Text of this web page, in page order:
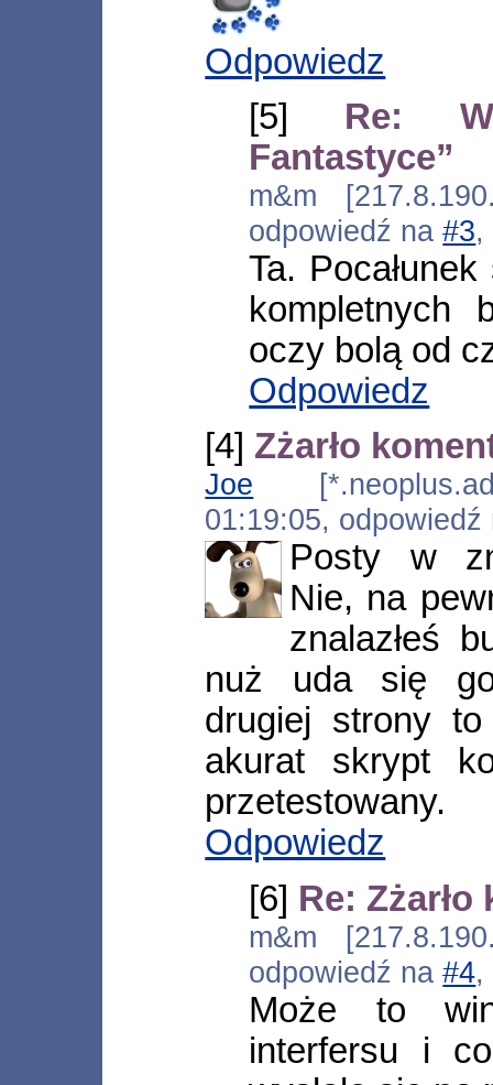
Odpowiedz
[5] Re:
Fantastyce”
m&m
odpowiedź na#3,
Ta.
kompletnych
oczy bolą od
Odpowiedz
[4] Zżarło
Joe
01:19:05,
Posty w
Nie, na
znalazłeś
nuż uda się
drugiej strony to
akurat skrypt
przetestowany.
Odpowiedz
[6] Re:
m&m
odpowiedź na#4,
Może to
interfersu i